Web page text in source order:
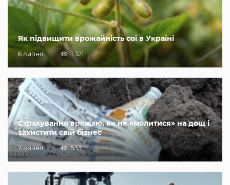
Як підвищити врожайність сої в Україні
6 липня 1 321
Страхування врожаю, як не «молитися» на дощ і
захистити свій бізнес
7 липня 533